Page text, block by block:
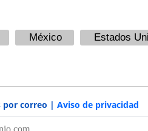
México Estados
por correo | Aviso de privacidad